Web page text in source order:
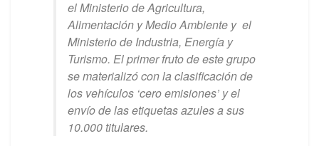
el Ministerio de Agricultura,
Alimentación y Medio Ambiente y el
Ministerio de Industria, Energía y
Turismo. El primer fruto de este grupo
se materializó con la clasificación de
los vehículos ‘cero emisiones’ y el
envío de las etiquetas azules a sus
10.000 titulares.